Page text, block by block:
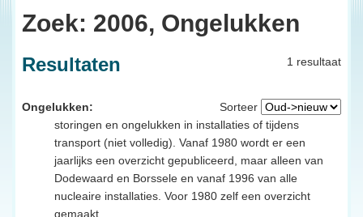
Zoek: 2006, Ongelukken
1 resultaat
Resultaten
Sorteer
Ongelukken:
storingen en ongelukken in installaties of tijdens
transport (niet volledig). Vanaf 1980 wordt er een
jaarlijks een overzicht gepubliceerd, maar alleen van
Dodewaard en Borssele en vanaf 1996 van alle
nucleaire installaties. Voor 1980 zelf een overzicht
gemaakt